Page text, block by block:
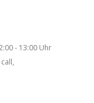
- 13:00 Uhr